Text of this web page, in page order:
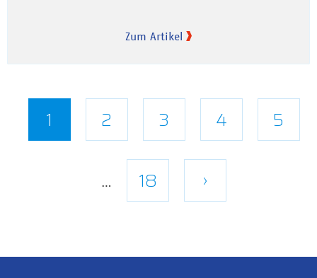
Zum Artikel
Seitennummerierung
Aktuelle
1 Seite
2 Seite
3 Seite
4 Seite
5
…
Letzte
18
Nächste
›